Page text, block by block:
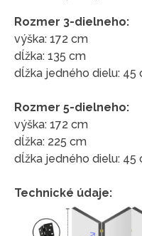
Rozmer 3-dielneho:
výška: 172 cm
dĺžka: 135 cm
dĺžka jedného dielu: 45
Rozmer 5-dielneho:
výška: 172 cm
dĺžka: 225 cm
dĺžka jedného dielu: 45
Technické údaje: